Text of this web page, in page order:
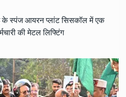
के स्पंज आयरन प्लांट सिसकॉल में एक
की मेटल लिफ्टिंग